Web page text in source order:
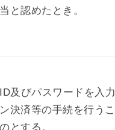
と認めたとき。
及びパスワードを入力
決済等の手続を行うこ
とする。